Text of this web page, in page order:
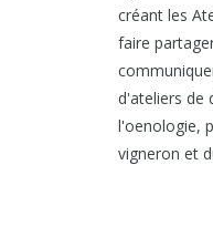
créant les
faire
d'ateliers de
l'oenologie,
vigneron et